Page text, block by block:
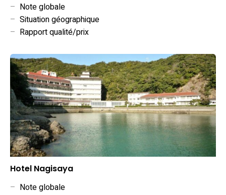
– Note globale
– Situation géographique
– Rapport qualité/prix
Hotel Nagisaya
– Note globale